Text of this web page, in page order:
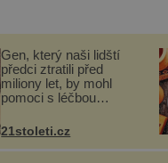
Gen, který naši lidští
předci ztratili před
miliony let, by mohl
pomoci s léčbou
21stoleti.cz